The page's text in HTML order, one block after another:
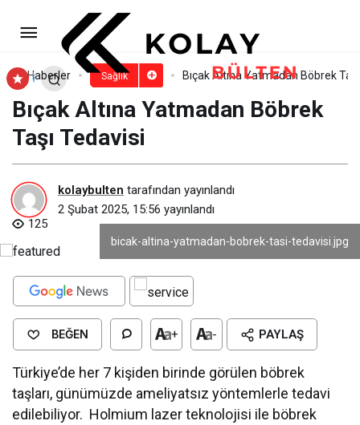
Haberler Sağlık Bıçak Altına Yatmadan Böbrek
Bıçak Altına Yatmadan Böbrek
Taşı Tedavisi
kolaybulten tarafından yayınlandı
2 Şubat 2025, 15:56 yayınlandı
125
bicak-altina-yatmadan-bobrek-tasi-tedavisi.jpg
BEĞEN + - PAYLAŞ
Türkiye’de her 7 kişiden birinde görülen böbrek
taşları, günümüzde ameliyatsız yöntemlerle tedavi
edilebiliyor. Holmium lazer teknolojisi ile böbrek
Türkiye’de kadınlar ortalama 45-
52 yaş arasında menopoza giriyor!
Yorum Yap Paylaş